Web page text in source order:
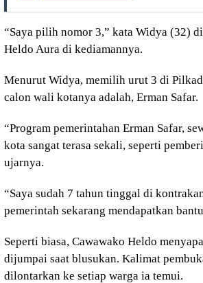
“Saya pilih nomor 3,” kata Widya (32)
Heldo Aura di kediamannya.
Menurut Widya, memilih urut 3 di
calon wali kotanya adalah, Erman Safar.
“Program pemerintahan Erman Safar,
kota sangat terasa sekali, seperti
ujarnya.
“Saya sudah 7 tahun tinggal di
pemerintah sekarang mendapatkan
Seperti biasa, Cawawako Heldo
dijumpai saat blusukan. Kalimat
dilontarkan ke setiap warga ia temui.